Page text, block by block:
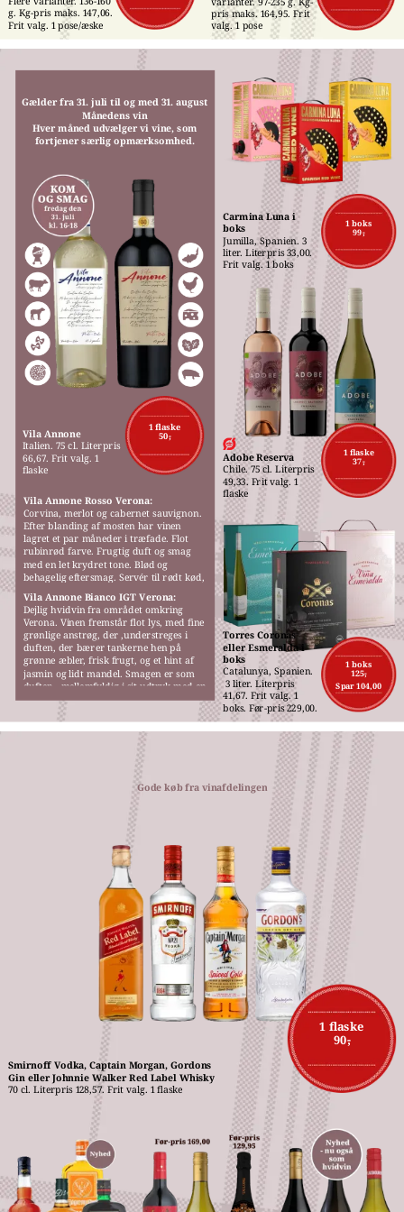
g. Kg-pris maks. 147,06.
Frit valg. 1 pose/æske
pris maks. 164,95. Frit
valg. 1 pose
1 flaske
50,-
Vila Annone
Italien. 75 cl. Literpris
66,67. Frit valg. 1
flaske
1 boks
99,-
Carmina Luna i
boks
Jumilla, Spanien. 3
liter. Literpris 33,00.
Frit valg. 1 boks
1 flaske
37,-
Adobe Reserva
Chile. 75 cl. Literpris
49,33. Frit valg. 1
flaske
Gælder fra 31. juli til og med 31. august
Månedens vin
Hver måned udvælger vi vine, som
fortjener særlig opmærksomhed.
1 boks
125,-
Spar 104,00
Torres Coronas
eller Esmeralda i
boks
Catalunya, Spanien.
3 liter. Literpris
41,67. Frit valg. 1
boks. Før-pris 229,00.
Vila Annone Rosso Verona:
Corvina, merlot og cabernet sauvignon.
Efter blanding af mosten har vinen
lagret et par måneder i træfade. Flot
rubinrød farve. Frugtig duft og smag
med en let krydret tone. Blød og
behagelig eftersmag. Servér til rødt kød,
Vila Annone Bianco IGT Verona:
Dejlig hvidvin fra området omkring
Verona. Vinen fremstår flot lys, med fine
grønlige anstrøg, der ,understreges i
duften, der bærer tankerne hen på
grønne æbler, frisk frugt, og et hint af
jasmin og lidt mandel. Smagen er som
duften,  mellemfyldig i sit udtryk med en
behagelig blødhed.
1 flaske
90,-
Smirnoff Vodka, Captain Morgan, Gordons
Gin eller Johnnie Walker Red Label Whisky
70 cl. Literpris 128,57. Frit valg. 1 flaske
Gode køb fra vinafdelingen